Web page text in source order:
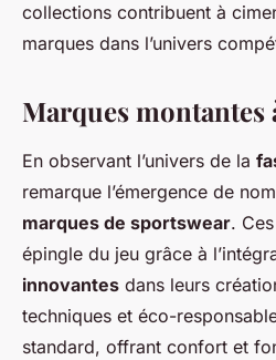
collections contribuent à
marques dans l’univers
Marques montantes
En observant l’univers de la
remarque l’émergence de
marques de sportswear.
épingle du jeu grâce à
innovantes dans leurs
techniques et éco-
standard, offrant confort et